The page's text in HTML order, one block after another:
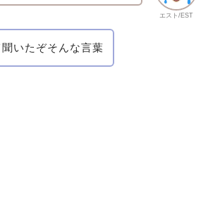
エスト/EST
いたぞそんな言葉